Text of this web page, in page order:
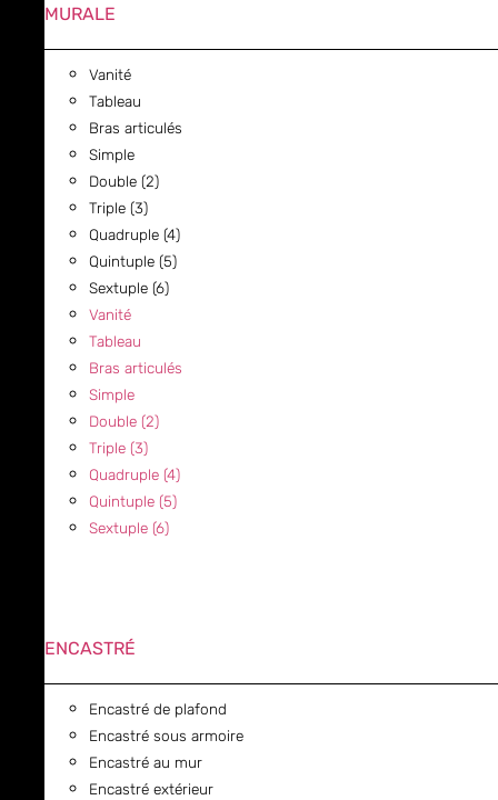
MURALE
Vanité
Tableau
Bras articulés
Simple
Double (2)
Triple (3)
Quadruple (4)
Quintuple (5)
Sextuple (6)
Vanité
Tableau
Bras articulés
Simple
Double (2)
Triple (3)
Quadruple (4)
Quintuple (5)
Sextuple (6)
ENCASTRÉ
Encastré de plafond
Encastré sous armoire
Encastré au mur
Encastré extérieur